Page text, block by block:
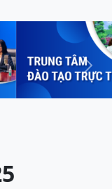
Next